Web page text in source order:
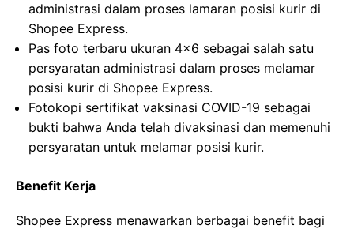
administrasi dalam proses lamaran posisi kurir di
Shopee Express.
Pas foto terbaru ukuran 4×6 sebagai salah satu
persyaratan administrasi dalam proses melamar
posisi kurir di Shopee Express.
Fotokopi sertifikat vaksinasi COVID-19 sebagai
bukti bahwa Anda telah divaksinasi dan memenuhi
persyaratan untuk melamar posisi kurir.
Benefit Kerja
Shopee Express menawarkan berbagai benefit bagi